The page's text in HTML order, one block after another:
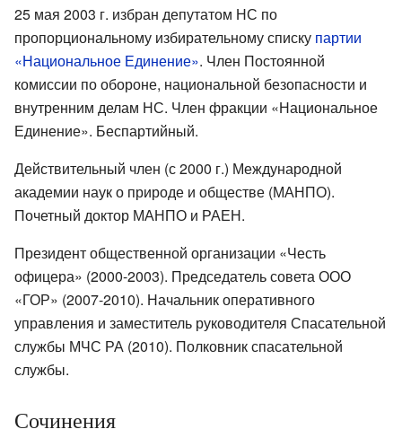
25 мая 2003 г. избран депутатом НС по
пропорциональному избирательному списку партии
«Национальное Единение». Член Постоянной
комиссии по обороне, национальной безопасности и
внутренним делам НС. Член фракции «Национальное
Единение». Беспартийный.
Действительный член (с 2000 г.) Международной
академии наук о природе и обществе (МАНПО).
Почетный доктор МАНПО и РАЕН.
Президент общественной организации «Честь
офицера» (2000-2003). Председатель совета ООО
«ГОР» (2007-2010). Начальник оперативного
управления и заместитель руководителя Спасательной
службы МЧС РА (2010). Полковник спасательной
службы.
Сочинения